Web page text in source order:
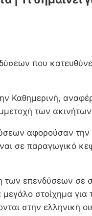
που
Καθημερινή,
των
αφορούσαν
σε παραγωγικό
των επενδύσεων
στοίχημα για
στην